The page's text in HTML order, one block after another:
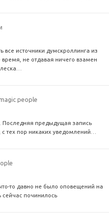
все источники думскроллинга из
не отдавая ничего взамен
people
предыдущая запись
тех пор никаких уведомлений…
то давно не было оповещений на
сейчас починилось